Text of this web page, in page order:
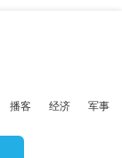
播客 经济 军事